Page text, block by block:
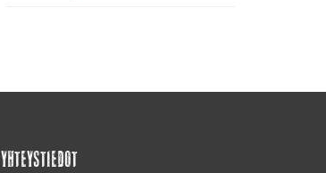
YHTEYSTIEDOT